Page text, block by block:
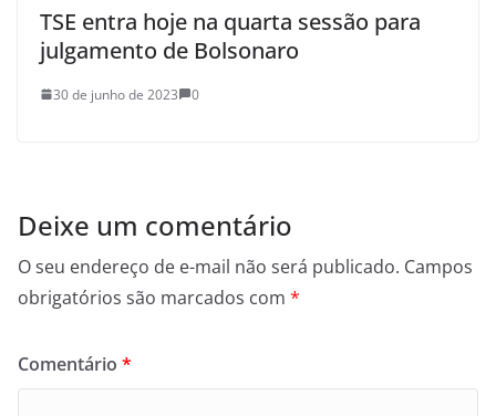
TSE entra hoje na quarta sessão para
julgamento de Bolsonaro
30 de junho de 2023 0
Deixe um comentário
O seu endereço de e-mail não será publicado. Campos
obrigatórios são marcados com *
Comentário *